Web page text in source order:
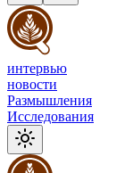
интервью
новости
Размышления
Исследования